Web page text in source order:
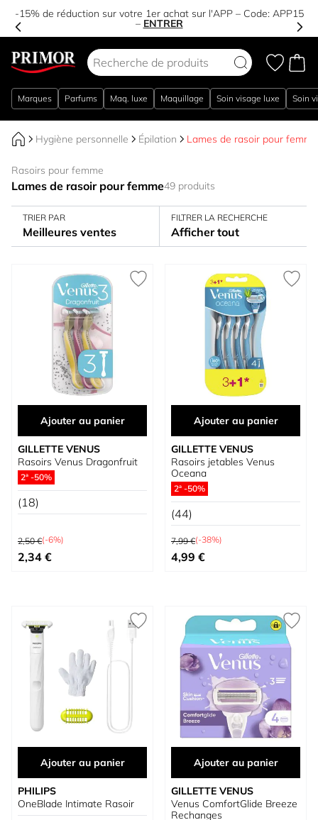
-15% de réduction sur votre 1er achat sur l'APP – Code: APP15
– ENTRER
Marques Parfums Maq. luxe Maquillage Soin visage luxe Soin
Hygiène personnelle Épilation Lames de rasoir pour femme
Rasoirs pour femme
Lames de rasoir pour femme49 produits
TRIER PAR
Meilleures ventes
FILTRER LA RECHERCHE
Afficher tout
Ajouter au panier
GILLETTE VENUS
Rasoirs Venus Dragonfruit
2ª -50%
(18)
Prix normal
2,50 €(-6%)
Prix spécial
2,34 €
Ajouter au panier
GILLETTE VENUS
Rasoirs jetables Venus
Oceana
2ª -50%
(44)
Prix normal
7,99 €(-38%)
Prix spécial
4,99 €
Ajouter au panier
PHILIPS
OneBlade Intimate Rasoir
Ajouter au panier
GILLETTE VENUS
Venus ComfortGlide Breeze
Rechanges